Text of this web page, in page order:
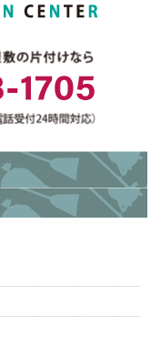
西都市に食洗機のお引き取り ?